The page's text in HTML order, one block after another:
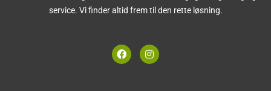
service. Vi finder altid frem til den rette løsning.
F
a
c
I
n
s